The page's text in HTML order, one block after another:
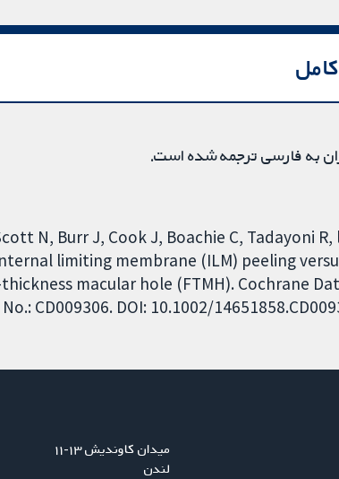
به فارسی ترجمه شده است.
N, Burr J, Cook J, Boachie C, Tadayoni
limiting membrane (ILM) peeling
macular hole (FTMH). Cochrane
CD009306. DOI: 10.1002/
میدان کاوندیش ۱۳-۱۱
لندن